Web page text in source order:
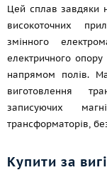
Цей сплав завдяки
високоточних
змінного
електричного
напрямом полів.
виготовлення
записуючих
трансформаторів,
Купити за